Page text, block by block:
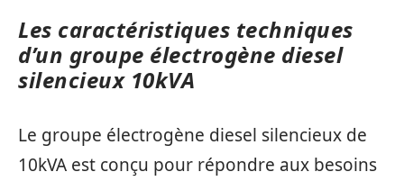
Les caractéristiques techniques
d’un groupe électrogène diesel
silencieux 10kVA
Le groupe électrogène diesel silencieux de
10kVA est conçu pour répondre aux besoins